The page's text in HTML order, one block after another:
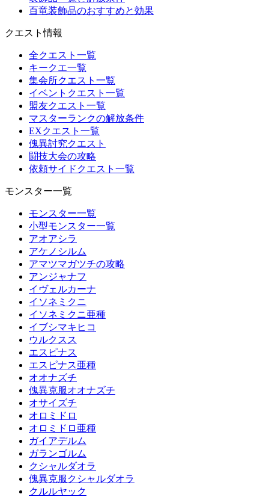
百竜装飾品のおすすめと効果
クエスト情報
全クエスト一覧
キークエ一覧
集会所クエスト一覧
イベントクエスト一覧
盟友クエスト一覧
マスターランクの解放条件
EXクエスト一覧
傀異討究クエスト
闘技大会の攻略
依頼サイドクエスト一覧
モンスター一覧
モンスター一覧
小型モンスター一覧
アオアシラ
アケノシルム
アマツマガツチの攻略
アンジャナフ
イヴェルカーナ
イソネミクニ
イソネミクニ亜種
イブシマキヒコ
ウルクスス
エスピナス
エスピナス亜種
オオナズチ
傀異克服オオナズチ
オサイズチ
オロミドロ
オロミドロ亜種
ガイアデルム
ガランゴルム
クシャルダオラ
傀異克服クシャルダオラ
クルルヤック